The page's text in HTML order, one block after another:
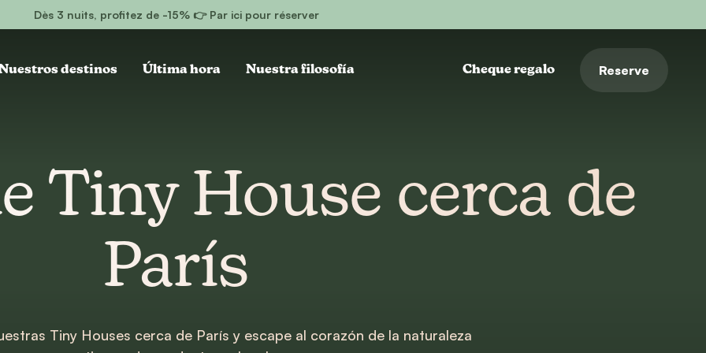
Dès 3 nuits, profitez de -15% 👉 Par ici pour réserver
destinos Última hora Nuestra filosofía Cheque regalo Reserve
Tiny House cerca de
París
Tiny Houses cerca de París y escape al corazón de la naturaleza